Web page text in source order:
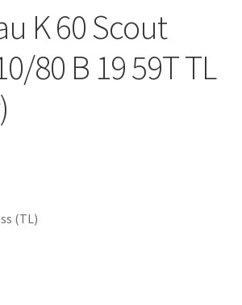
K 60 Scout
80 B 19 59T TL
(TL)